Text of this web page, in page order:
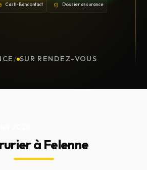
Cash · Bancontact Dossier assurance
/ SUR RENDEZ-VOUS
à Felenne